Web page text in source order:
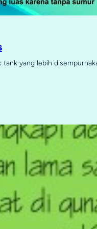
yang lebih